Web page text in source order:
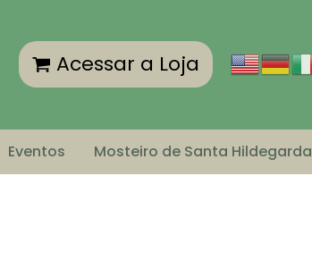
Acessar a Loja
Eventos Mosteiro de Santa Hildegarda